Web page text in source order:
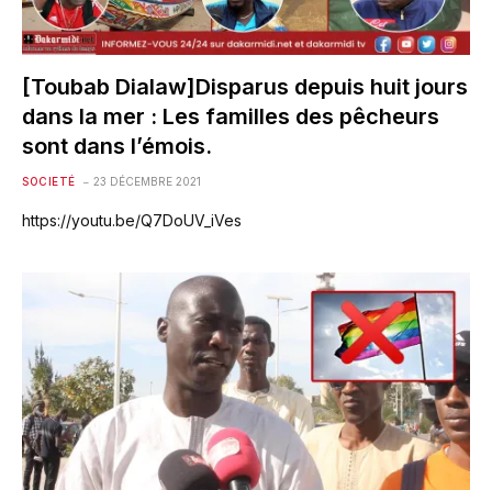
[Toubab Dialaw]Disparus depuis huit jours
dans la mer : Les familles des pêcheurs
sont dans l’émois.
SOCIETÉ 23 DÉCEMBRE 2021
https://youtu.be/Q7DoUV_iVes